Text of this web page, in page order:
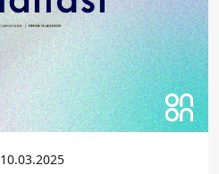
10.03.2025